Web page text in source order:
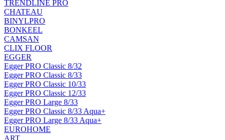
TRENDLINE PRO
CHATEAU
BINYLPRO
BONKEEL
CAMSAN
CLIX FLOOR
EGGER
Egger PRO Classic 8/32
Egger PRO Classic 8/33
Egger PRO Classic 10/33
Egger PRO Classic 12/33
Egger PRO Large 8/33
Egger PRO Classic 8/33 Aqua+
Egger PRO Large 8/33 Aqua+
EUROHOME
ART